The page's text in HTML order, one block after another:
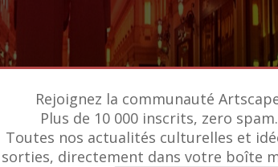
Rejoignez la communauté
Plus de 10 000 inscrits, zero spam.
Toutes nos actualités culturelles et
sorties, directement dans votre boîte